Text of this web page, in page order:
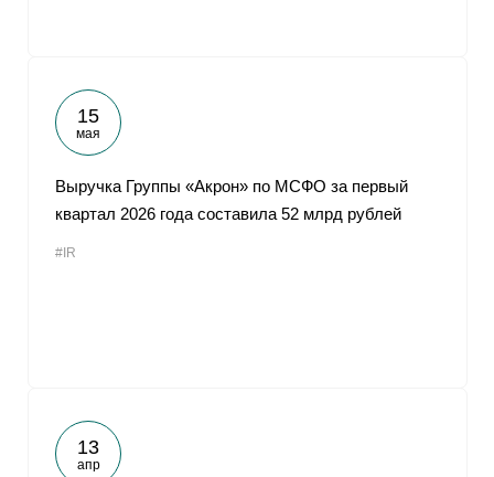
15
мая
Выручка Группы «Акрон» по МСФО за первый
квартал 2026 года составила 52 млрд рублей
#IR
13
апр